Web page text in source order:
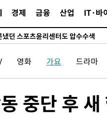
경제 금융 산업 IT·바
발…나스닥 0.3%↓, 다우 0.14%↑
던 스포츠윤리센터도 압수수색
는 탄도미사일 가능성
발생…"원인 파악 중"
대야도 계속[내일날씨]
영화 가요 드라마
중단 후